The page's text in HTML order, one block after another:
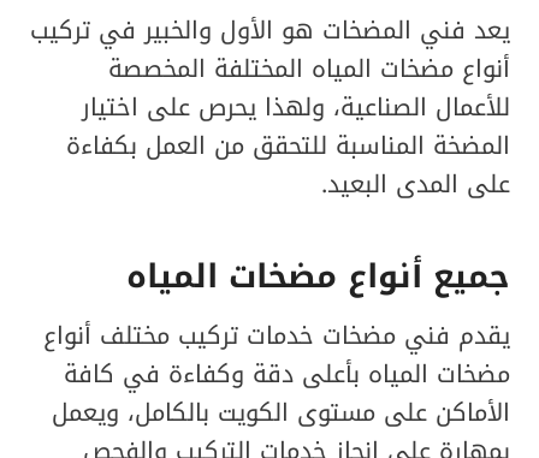
يعد فني المضخات هو الأول والخبير في تركيب
أنواع مضخات المياه المختلفة المخصصة
للأعمال الصناعية، ولهذا يحرص على اختيار
المضخة المناسبة للتحقق من العمل بكفاءة
على المدى البعيد.
جميع أنواع مضخات المياه
يقدم فني مضخات خدمات تركيب مختلف أنواع
مضخات المياه بأعلى دقة وكفاءة في كافة
الأماكن على مستوى الكويت بالكامل، ويعمل